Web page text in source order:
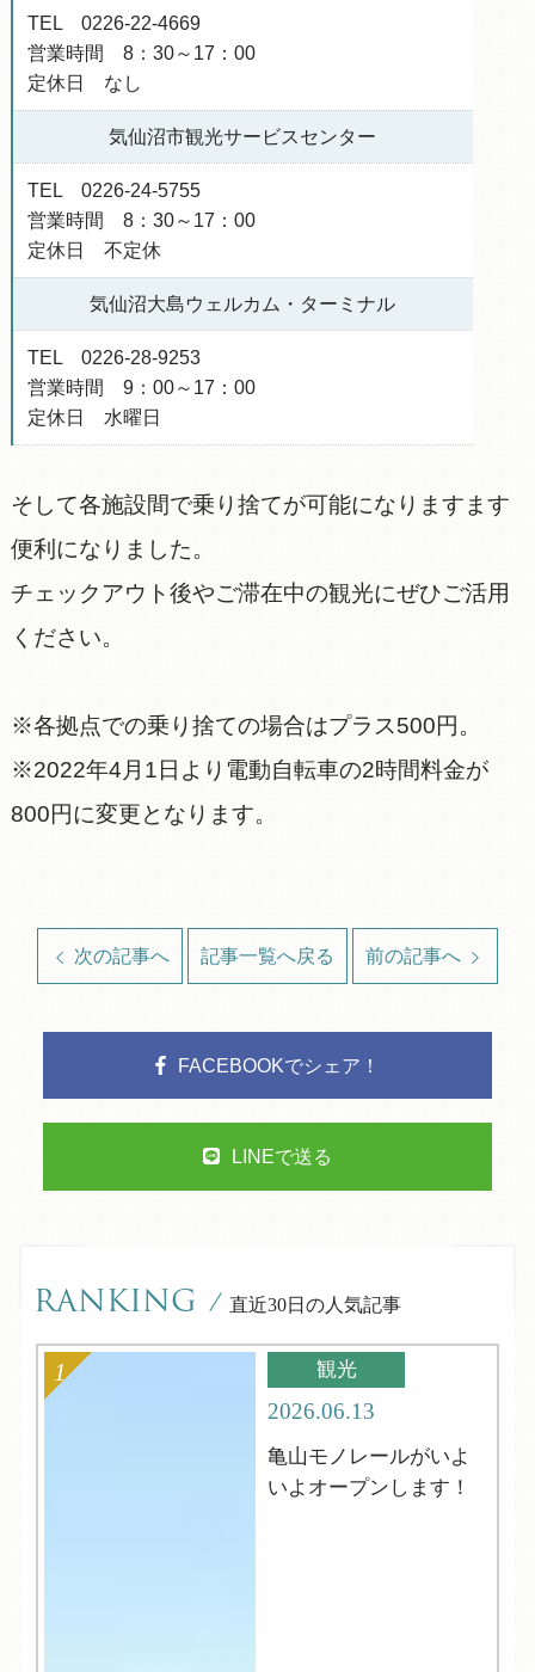
TEL 0226-22-4669
営業時間 8：30～17：00
定休日 なし
気仙沼市観光サービスセンター
TEL 0226-24-5755
営業時間 8：30～17：00
定休日 不定休
気仙沼大島ウェルカム・ターミナル
TEL 0226-28-9253
営業時間 9：00～17：00
定休日 水曜日
そして各施設間で乗り捨てが可能になりますます
便利になりました。
チェックアウト後やご滞在中の観光にぜひご活用
ください。
※各拠点での乗り捨ての場合はプラス500円。
※2022年4月1日より電動自転車の2時間料金が
800円に変更となります。
次の記事へ 記事一覧へ戻る 前の記事へ
FACEBOOKでシェア！
LINEで送る
RANKING / 直近30日の人気記事
観光
2026.06.13
亀山モノレールがいよ
いよオープンします！